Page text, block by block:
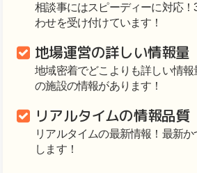
相談事にはスピーディーに対応
わせを受け付けています！
地場運営の詳しい情報量
地域密着でどこよりも詳しい情
の施設の情報があります！
リアルタイムの情報品質
リアルタイムの最新情報！最新
します！